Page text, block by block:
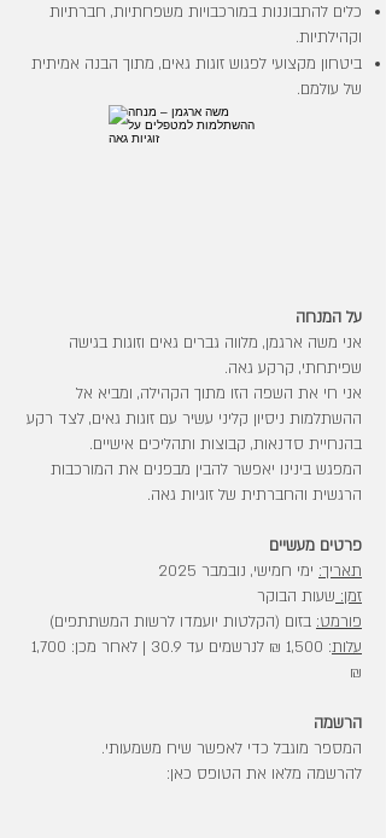
כלים להתבוננות במורכבויות משפחתיות, חברתיות
וקהילתיות.
ביטחון מקצועי לפגוש זוגות גאים, מתוך הבנה אמיתית
של עולמם.
על המנחה
אני משה ארגמן, מלווה גברים גאים וזוגות בגישה
שפיתחתי, קרקע גאה.
אני חי את השפה הזו מתוך הקהילה, ומביא אל
ההשתלמות ניסיון קליני עשיר עם זוגות גאים, לצד רקע
בהנחיית סדנאות, קבוצות ותהליכים אישיים.
המפגש בינינו יאפשר להבין מבפנים את המורכבות
הרגשית והחברתית של זוגיות גאה.
פרטים מעשיים
תאריך: ימי חמישי, נובמבר 2025
זמן: שעות הבוקר
פורמט: בזום (הקלטות יועמדו לרשות המשתתפים)
עלות
: 1,500 ₪ לנרשמים עד 30.9 | לאחר מכן: 1,700
₪
הרשמה
המספר מוגבל כדי לאפשר שיח משמעותי.
להרשמה מלאו את הטופס כאן: